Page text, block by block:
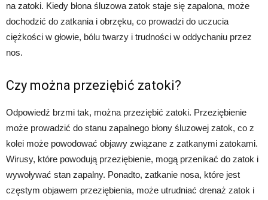
na zatoki. Kiedy błona śluzowa zatok staje się zapalona, może
dochodzić do zatkania i obrzęku, co prowadzi do uczucia
ciężkości w głowie, bólu twarzy i trudności w oddychaniu przez
nos.
Czy można przeziębić zatoki?
Odpowiedź brzmi tak, można przeziębić zatoki. Przeziębienie
może prowadzić do stanu zapalnego błony śluzowej zatok, co z
kolei może powodować objawy związane z zatkanymi zatokami.
Wirusy, które powodują przeziębienie, mogą przenikać do zatok i
wywoływać stan zapalny. Ponadto, zatkanie nosa, które jest
częstym objawem przeziębienia, może utrudniać drenaż zatok i